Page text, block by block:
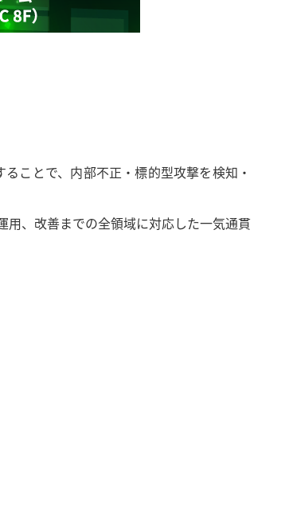
ことで、​内部不正・標的型攻撃を検知・
用、改善までの全領域に対応した一気通貫